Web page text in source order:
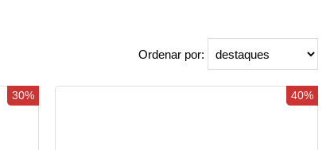
Ordenar por:
30% 40%